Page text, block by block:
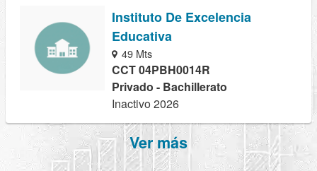
Instituto De Excelencia
Educativa
49 Mts
CCT 04PBH0014R
Privado - Bachillerato
Inactivo 2026
Ver más